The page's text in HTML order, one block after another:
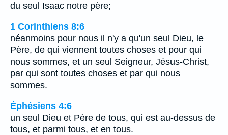
du seul Isaac notre père;
1 Corinthiens 8:6
néanmoins pour nous il n'y a qu'un seul Dieu, le
Père, de qui viennent toutes choses et pour qui
nous sommes, et un seul Seigneur, Jésus-Christ,
par qui sont toutes choses et par qui nous
sommes.
Éphésiens 4:6
un seul Dieu et Père de tous, qui est au-dessus de
tous, et parmi tous, et en tous.